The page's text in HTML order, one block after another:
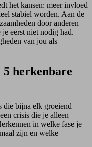
het kansen: meer invloed
stabiel worden. Aan de
door anderen
eerst niet nodig had.
van jou als
herkenbare
die bijna elk groeiend
crisis die je alleen
in welke fase je
zijn en welke